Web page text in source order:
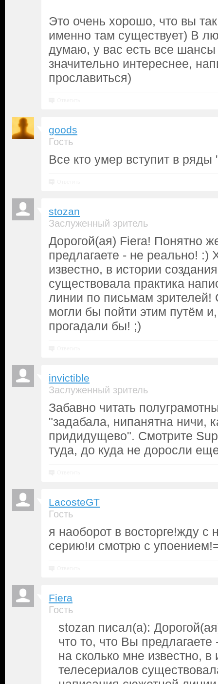
Это очень хорошо, что вы так
именно там существует) В
думаю, у вас есть все шансы
значительно интереснее,
прославиться)
goods
Гость
Все кто умер вступит в ряды
stozan
Заслуженный зритель
Дорогой(ая) Fiera! Понятно
предлагаете - не реально! :)
известно, в истории
существовала практика
линии по письмам зрителей!
могли бы пойти этим путём
прогадали бы! ;)
invictible
Заслуженный зритель
Забавно читать
"задабала, нипанятна ничи,
придидущево". Смотрите
туда, до куда не доросли
LacosteGT
Гость
я наоборот в восторге!жду
серию!и смотрю с
Fiera
Гость
stozan писал(а):
что то, что Вы
на сколько мне известно, в
телесериалов